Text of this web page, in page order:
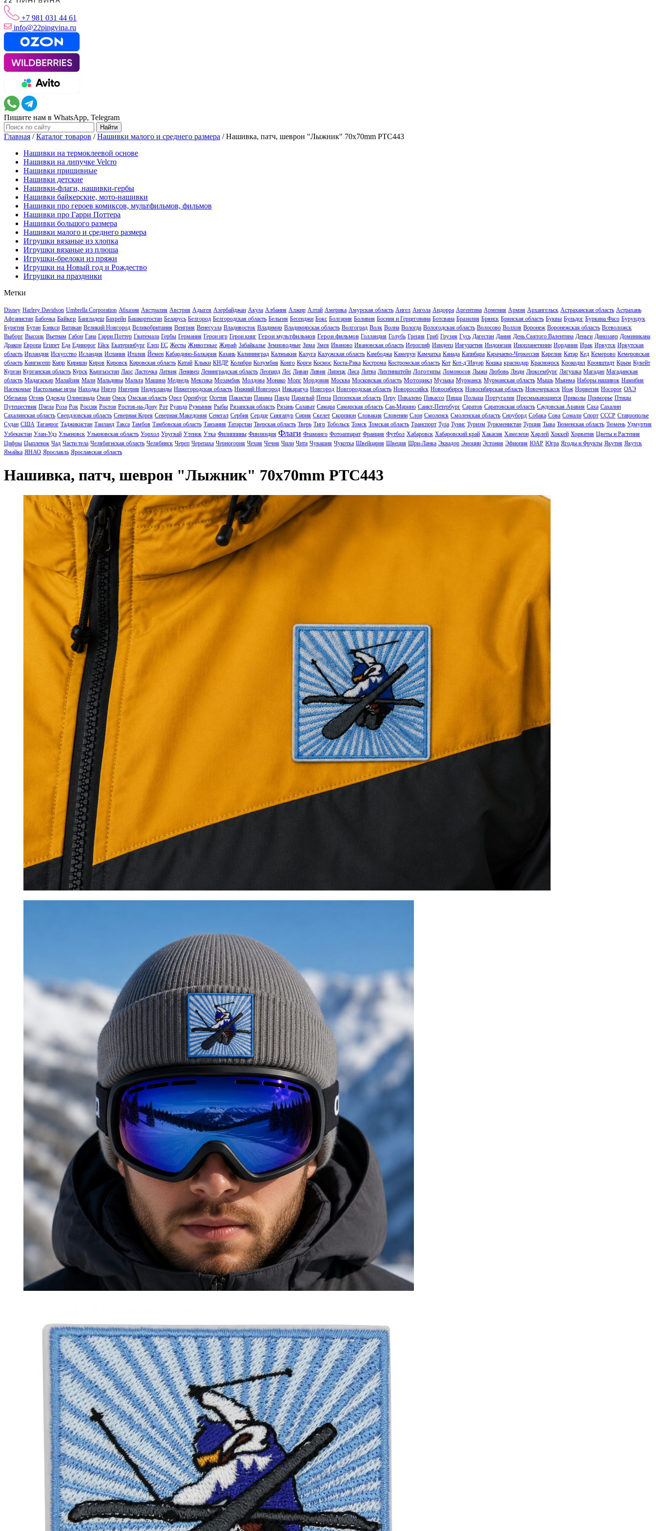
+7 981 031 44 61
info@22pingvina.ru
Пишите нам в WhatsApp, Telegram
Главная /Каталог товаров /Нашивки малого и среднего размера /Нашивка, патч, шеврон "Лыжник" 70x70mm PTC443
Нашивки на термоклеевой основе
Нашивки на липучке Velcro
Нашивки пришивные
Нашивки детские
Нашивки-флаги, нашивки-гербы
Нашивки байкерские, мото-нашивки
Нашивки про героев комиксов, мультфильмов, фильмов
Нашивки про Гарри Поттера
Нашивки большого размера
Нашивки малого и среднего размера
Игрушки вязаные из хлопка
Игрушки вязаные из плюша
Игрушки-брелоки из пряжи
Игрушки на Новый год и Рождество
Игрушки на праздники
Метки
Disney Harlrey Davidson Umbrella Corporation Абхазия Австралия Австрия Адыгея Азербайджан Акула Албания Алжир Алтай Америка Амурская область Ангел Ангола Андорра Аргентина Армения Армия Архангельск Астраханская область Астрахань
Афганистан Бабочка Байкер Бангладеш Бахрейн Башкортостан Беларусь Белгород Белгородская область Бельгия Бесенджи Бокс Болгария Боливия Босния и Герцеговина Ботсвана Бразилия Брянск Брянская область Буквы Бульдог Буркина Фасо Бурундук
Бурятия Бутан Бэнкси Ватикан Великий Новгород Великобритания Венгрия Венесуэла Владивосток Владимир Владимирская область Волгоград Волк Волна Вологда Вологодская область Волосово Волхов Воронеж Воронежская область Всеволожск
Выборг Высоцк Вьетнам Габон Гана Гарри Поттер Гватемала Гербы Германия Герои игр Герои книг Герои мультфильмов Герои фильмов Голландия Голубь Греция Гриб Грузия Гусь Дагестан Дания День Святого Валентина Деньги Динозавр Доминикана
Дракон Европа Египет Еда Единорог Ейск Екатеринбург Елец ЕС Жесты Животные Жираф Забайкалье Земноводные Зима Змея Иваново Ивановская область Иероглиф Ииндеец Ингушетия Индонезия Инопланетянин Иордания Ирак Иркутск Иркутская
область Ирландия Искусство Исландия Испания Италия Йемен Кабардино-Балкария Казань Калининград Калмыкия Калуга Калужская область Камбоджа Камерун Камчатка Канада Капибара Карачаево-Черкессия Карелия Катар Кед Кемерово Кемеровская
область Кингисепп Кипр Кириши Киров Кировск Кировская область Китай Клыки КНДР Колибри Колумбия Конго Корги Космос Коста-Рика Кострома Костромская область Кот Кот-д’Ивуар Кошка краснодар Красноярск Крокодил Кронштадт Крым Кувейт
Курган Курганская область Курск Кыргызстан Лаос Ласточка Латвия Ленивец Ленинградская область Леопард Лес Ливан Ливия Липецк Лиса Литва Лихтинштейн Логотипы Ломоносов Лыжи Любовь Люди Люксембург Лягушка Магадан Магаданская
область Мадагаскар Малайзия Мали Мальдивы Мальта Машина Медведь Мексика Мозамбик Молдова Монако Мопс Мордовия Москва Московская область Мотоцикл Музыка Мурманск Мурманская область Мышь Мьянма Наборы нашивок Намибия
Насекомые Настольные игры Находка Нигер Нигерия Нидерланды Нижегородская область Нижний Новгород Никарагуа Новгород Новгородская область Новороссийск Новосибирск Новосибирская область Новочеркасск Нож Норвегия Носорог ОАЭ
Обезьяна Огонь Одежда Олимпиада Оман Омск Омская область Орел Оренбург Осетия Пакистан Панама Панда Парагвай Пенза Пензенская область Перу Пикалево Пикассо Пицца Польша Португалия Пресмыкающиеся Приколы Приморье Птицы
Путешествия Пчела Роза Рок Россия Ростов Ростов-на-Дону Рот Руанда Румыния Рыбы Рязанская область Рязань Салават Самара Самарская область Сан-Марино Санкт-Петербург Саратов Саратовская область Саудовская Аравия Саха Сахалин
Сахалинская область Свердловская область Северная Корея Северная Македония Сенегал Сербия Сердце Сингапур Сирия Скелет Скорпион Словакия Словении Слон Смоленск Смоленская область Сноуборд Собака Сова Сомали Спорт СССР Ставрополье
Судан США Таганрог Таджикистан Таиланд Такса Тамбов Тамбовская область Танзания Татарстан Тверская область Тверь Тигр Тобольск Томск Томская область Транспорт Тула Тунис Туризм Туркменистан Турция Тыва Тюменская область Тюмень Удмуртия
Узбекистан Улан-Удэ Ульяновск Ульяновская область Уорхол Уругвай Утенок Утка Филиппины Финляндия Флаги Фламинго Фотоаппарат Франция Футбол Хабаровск Хабаровский край Хакасия Хамелеон Харлей Хоккей Хорватия Цветы и Растения
Цифры Цыпленок Чад Части тела Челябигнская область Челябинск Череп Черепаха Черногория Чехия Чечня Чили Чита Чувашия Чукотка Швейцария Швеция Шри-Ланка Эквадор Эмоции Эстония Эфиопия ЮАР Югра Ягоды и Фрукты Якутия Якутск
Ямайка ЯНАО Ярославль Ярославская область
Нашивка, патч, шеврон "Лыжник" 70x70mm PTC443